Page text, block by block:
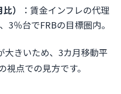
）
：賃金インフレの代理
3％台でFRBの目標圏内。
大きいため、3カ月移動平
点での見方です。